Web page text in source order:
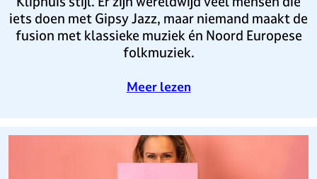
r
s
u
m
K
l
p
i
s
iets doen met Gipsy Jazz, maar niemand maakt de
fusion met klassieke muziek én Noord Europese
folkmuziek.
Meer lezen
o
r
T